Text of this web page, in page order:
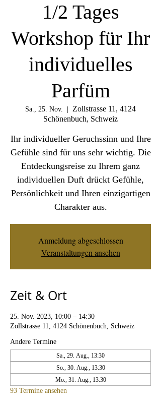
1/2 Tages
Workshop für Ihr
individuelles
Parfüm
Sa., 25. Nov.
Zollstrasse 11, 4124
Schönenbuch, Schweiz
Ihr individueller Geruchssinn und Ihre
Gefühle sind für uns sehr wichtig. Die
Entdeckungsreise zu Ihrem ganz
individuellen Duft drückt Gefühle,
Persönlichkeit und Ihren einzigartigen
Charakter aus.
Anmeldung abgeschlossen
Veranstaltungen ansehen
Zeit & Ort
25. Nov. 2023, 10:00 – 14:30
Zollstrasse 11, 4124 Schönenbuch, Schweiz
Andere Termine
Sa., 29. Aug., 13:30
So., 30. Aug., 13:30
Mo., 31. Aug., 13:30
93 Termine ansehen